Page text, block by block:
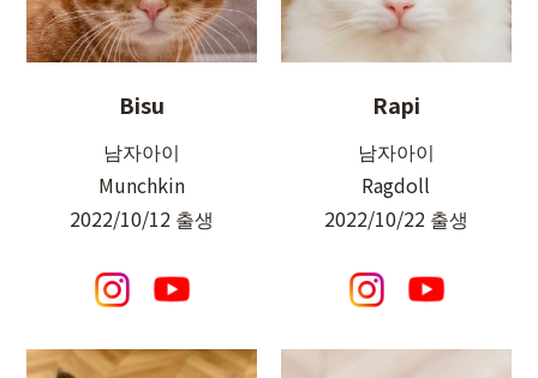
Bisu
남자아이
Munchkin
2022/10/12 출생
Rapi
남자아이
Ragdoll
2022/10/22 출생